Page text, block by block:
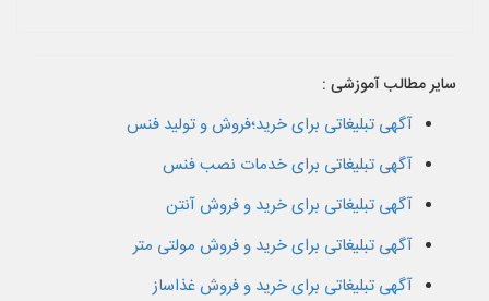
سایر مطالب آموزشی :
آگهی تبلیغاتی برای خرید؛فروش و تولید فنس
آگهی تبلیغاتی برای خدمات نصب فنس
آگهی تبلیغاتی برای خرید و فروش آنتن
آگهی تبلیغاتی برای خرید و فروش مولتی متر
آگهی تبلیغاتی برای خرید و فروش غذاساز